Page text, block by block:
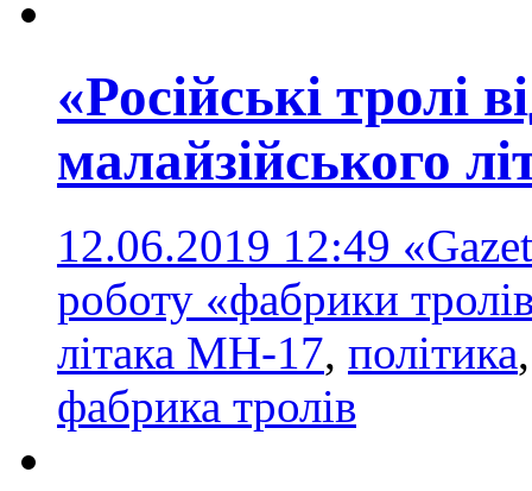
«Російські тролі
малайзійського
12.06.2019 12:49
роботу «фабрики
літака МН-17, політика
фабрика тролів